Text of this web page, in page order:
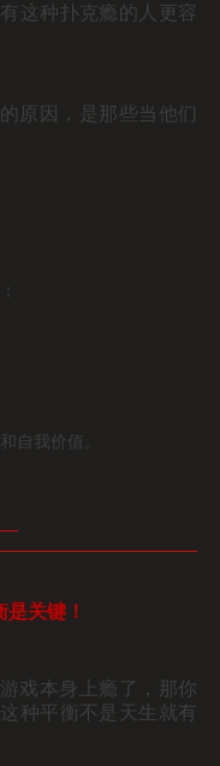
这种扑克瘾的人更容
原因，是那些当他们
自我价值。
是关键！
戏本身上瘾了，那你
种平衡不是天生就有